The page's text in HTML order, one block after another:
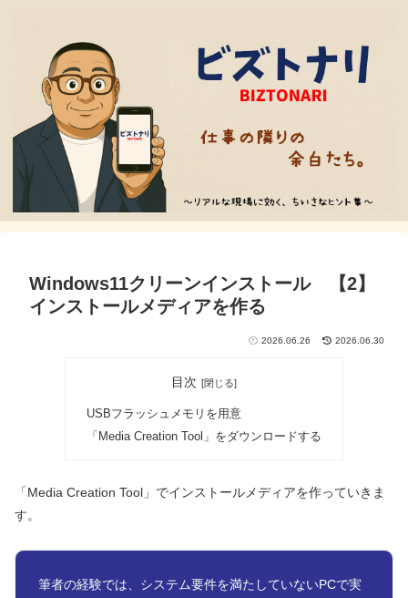
Windows11クリーンインストール 【2】
インストールメディアを作る
2026.06.26 2026.06.30
目次
USBフラッシュメモリを用意
「Media Creation Tool」をダウンロードする
「Media Creation Tool」でインストールメディアを作っていきま
す。
筆者の経験では、システム要件を満たしていないPCで実